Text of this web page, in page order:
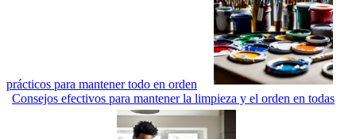
prácticos para mantener todo en orden
Consejos efectivos para mantener la limpieza y el orden en todas